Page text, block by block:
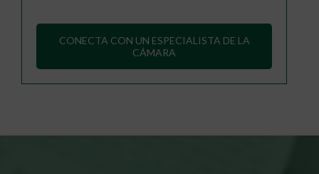
CONECTA CON UN ESPECIALISTA DE LA
CÁMARA